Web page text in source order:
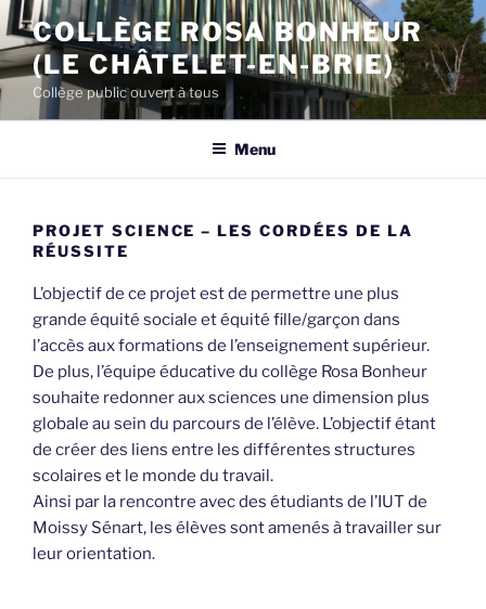
Aller
au
contenu
principal
COLLÈGE ROSA BONHEUR
(LE CHÂTELET-EN-BRIE)
Collège public ouvert à tous
Menu
PROJET SCIENCE – LES CORDÉES DE LA
RÉUSSITE
L’objectif de ce projet est de permettre une plus
grande équité sociale et équité fille/garçon dans
l’accès aux formations de l’enseignement supérieur.
De plus, l’équipe éducative du collège Rosa Bonheur
souhaite redonner aux sciences une dimension plus
globale au sein du parcours de l’élève. L’objectif étant
de créer des liens entre les différentes structures
scolaires et le monde du travail.
Ainsi par la rencontre avec des étudiants de l’IUT de
Moissy Sénart, les élèves sont amenés à travailler sur
leur orientation.